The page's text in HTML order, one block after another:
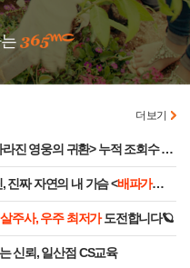
365MC
더보기
의 귀환> 누적 조회수 3,000만 돌파!
진짜 자연의 내 가슴 <배파가리
주사, 우주 최저가도전합니다🪐
신뢰, 일산점 CS교육